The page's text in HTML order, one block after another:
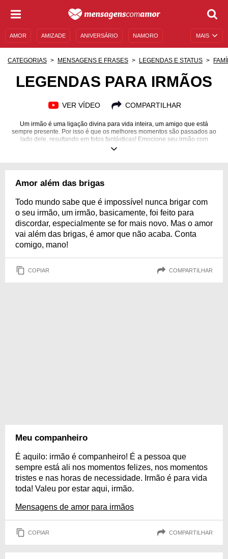
MAIS
AMOR AMIZADE ANIVERSÁRIO NAMORO
CATEGORIAS MENSAGENS E FRASES LEGENDAS E STATUS
LEGENDAS PARA IRMÃOS
VER VÍDEO COMPARTILHAR
Um irmão é uma ligação divina para vida inteira, um amigo que está
sempre presente. Por isso é que os melhores momentos são passados ao
lado dele, resultando em fotos fantásticas! Emocione seu irmão com
nossas legendas e declare o seu amor por ele.
Amor além das brigas
Todo mundo sabe que é impossível nunca brigar com
o seu irmão, um irmão, basicamente, foi feito para
discordar, especialmente se for mais novo. Mas o amor
vai além das brigas, é amor que não acaba. Conta
comigo, mano!
COPIAR COMPARTILHAR
Meu companheiro
É aquilo: irmão é companheiro! É a pessoa que
sempre está ali nos momentos felizes, nos momentos
tristes e nas horas de necessidade. Irmão é para vida
toda! Valeu por estar aqui, irmão.
Mensagens de amor para irmãos
COPIAR COMPARTILHAR